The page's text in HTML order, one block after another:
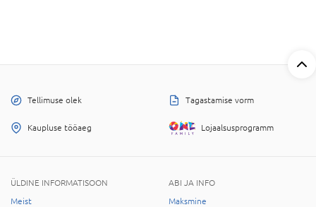
Tellimuse olek Tagastamise vorm
Kaupluse tööaeg Lojaalsusprogramm
ÜLDINE INFORMATISOON
Meist
ABI JA INFO
Maksmine